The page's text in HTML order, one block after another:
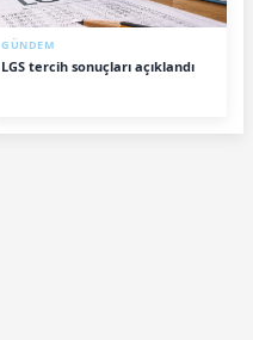
GÜNDEM
LGS tercih sonuçları açıklandı